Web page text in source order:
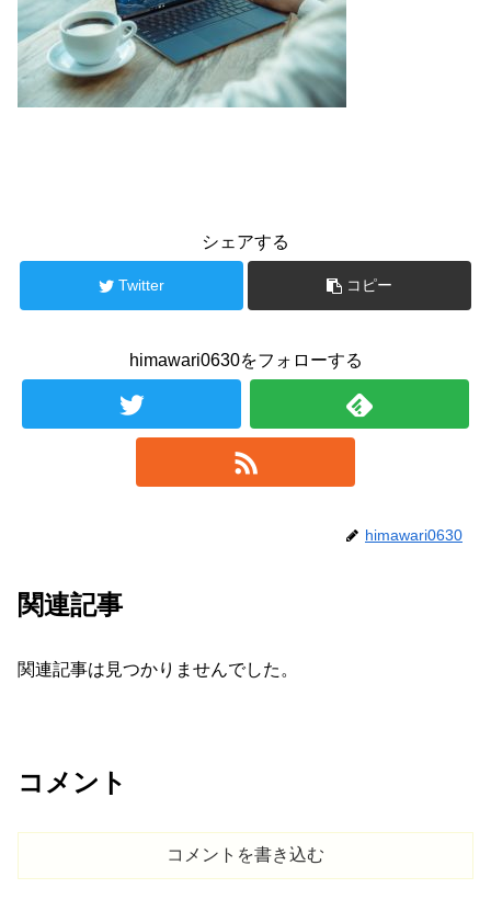
シェアする
Twitter コピー
himawari0630をフォローする
himawari0630
関連記事
関連記事は見つかりませんでした。
コメント
コメントを書き込む